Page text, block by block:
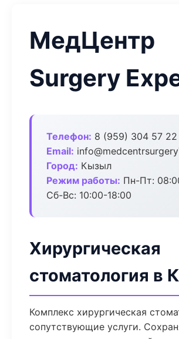
МедЦентр
Surgery
Телефон: 8 (959) 304 57 22
Email:
Город: Кызыл
Режим работы: Пн-Пт:
Сб-Вс: 10:00-18:00
Хирургическая
стоматология в
Комплекс хирургическая
сопутствующие услуги.